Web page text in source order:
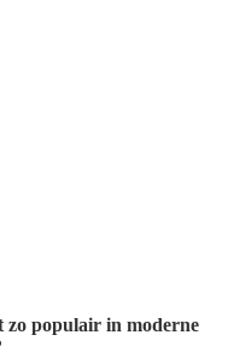
zo populair in moderne